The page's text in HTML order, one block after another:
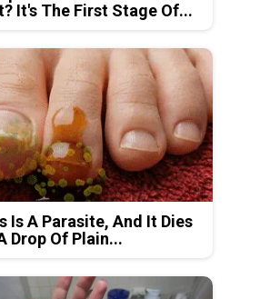
It's The First Stage Of...
Is A Parasite, And It Dies
Drop Of Plain...